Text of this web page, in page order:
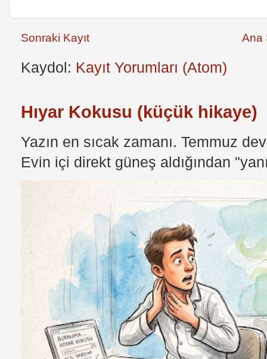
Sonraki Kayıt Ana
Kaydol: Kayıt Yorumları (Atom)
Hıyar Kokusu (küçük hikaye)
Yazın en sıcak zamanı. Temmuz
Evin içi direkt güneş aldığından